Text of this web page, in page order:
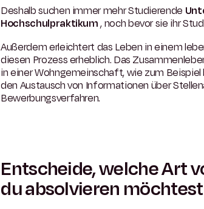
Deshalb suchen immer mehr Studierende
Hochschulpraktikum, noch bevor sie ihr
Außerdem erleichtert das Leben in einem
diesen Prozess erheblich. Das
in einer Wohngemeinschaft, wie zum
den Austausch von Informationen über
Bewerbungsverfahren.
Entscheide, welche Art
du absolvieren möchtest